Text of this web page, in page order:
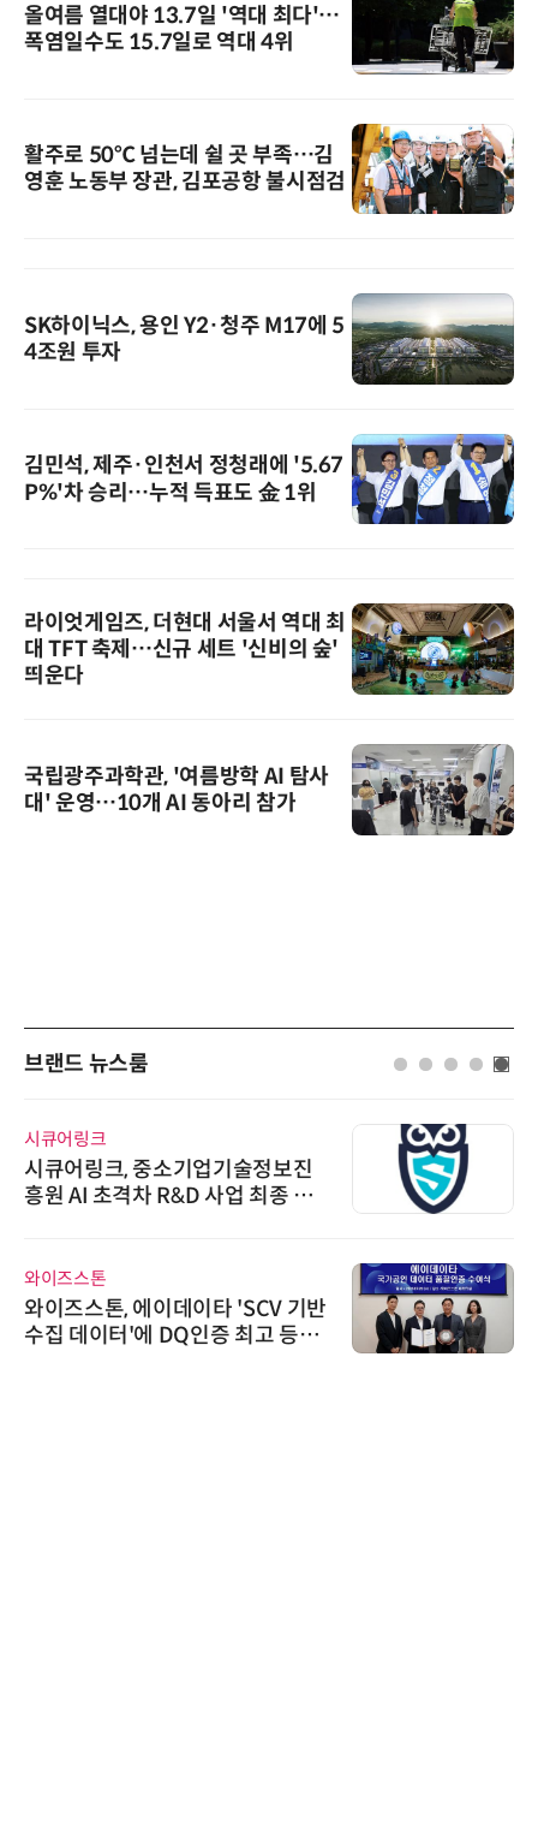
올여름 열대야 13.7일 '역대 최다'…
폭염일수도 15.7일로 역대 4위
활주로 50℃ 넘는데 쉴 곳 부족…김
영훈 노동부 장관, 김포공항 불시점검
SK하이닉스, 용인 Y2·청주 M17에 5
4조원 투자
김민석, 제주·인천서 정청래에 '5.67
P%'차 승리…누적 득표도 金 1위
라이엇게임즈, 더현대 서울서 역대 최
대 TFT 축제…신규 세트 '신비의 숲'
띄운다
국립광주과학관, '여름방학 AI 탐사
대' 운영…10개 AI 동아리 참가
브랜드 뉴스룸
시큐어링크
시큐어링크, 중소기업기술정보진
흥원 AI 초격차 R&D 사업 최종 선
와이즈스톤
와이즈스톤, 에이데이타 'SCV 기반
수집 데이터'에 DQ인증 최고 등급